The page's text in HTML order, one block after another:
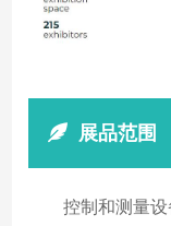
展品范围
控制和测量